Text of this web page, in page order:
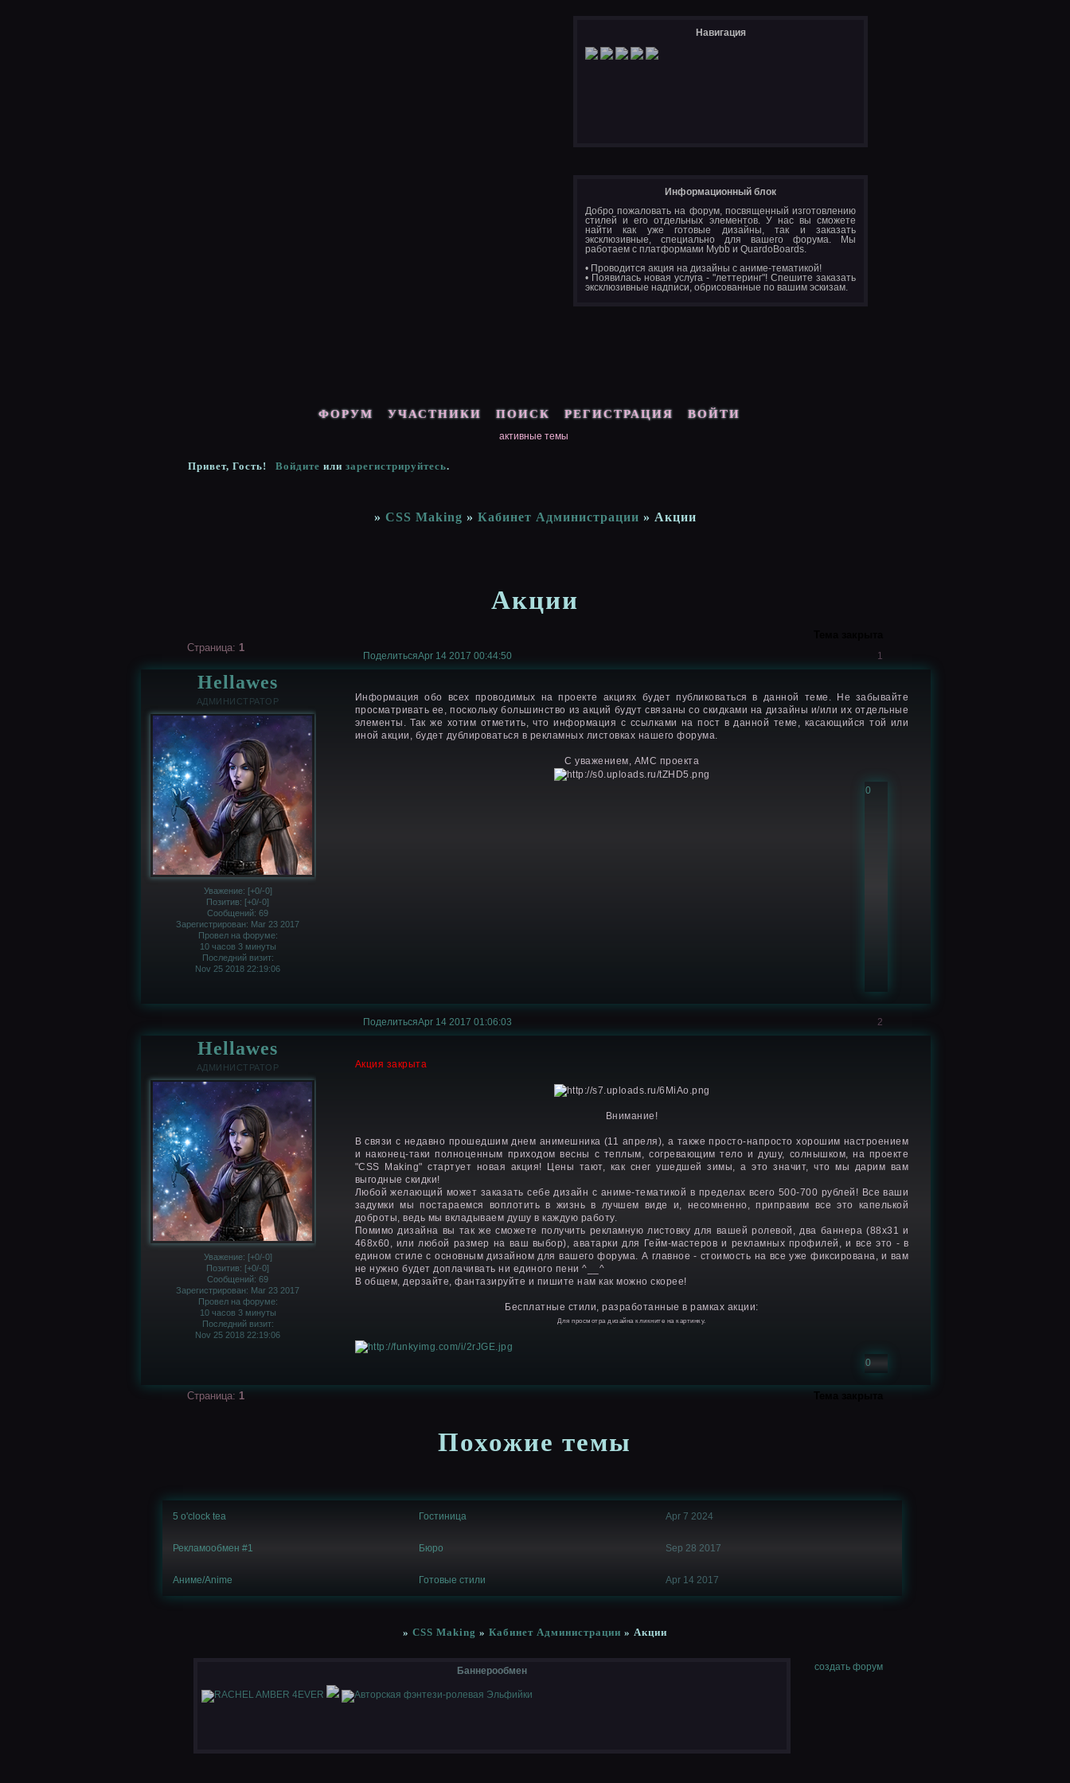
Навигация
Информационный блок
Добро пожаловать на форум, посвященный изготовлению
стилей и его отдельных элементов. У нас вы сможете
найти как уже готовые дизайны, так и заказать
эксклюзивные, специально для вашего форума. Мы
работаем с платформами Mybb и QuardoBoards.
• Проводится акция на дизайны с аниме-тематикой!
• Появилась новая услуга - "леттеринг"! Спешите заказать
эксклюзивные надписи, обрисованные по вашим эскизам.
ФОРУМ УЧАСТНИКИ ПОИСК РЕГИСТРАЦИЯ ВОЙТИ
активные темы
Привет, Гость! Войдите или зарегистрируйтесь.
» CSS Making » Кабинет Администрации » Акции
Акции
Страница: 1
Поделиться 1
Apr 14 2017 00:44:50
Hellawes
АДМИНИСТРАТОР
Уважение: [+0/-0]
Позитив: [+0/-0]
Сообщений: 69
Зарегистрирован: Mar 23 2017
Провел на форуме:
10 часов 3 минуты
Последний визит:
Nov 25 2018 22:19:06
Информация обо всех проводимых на проекте акциях будет публиковаться в данной теме. Не забывайте
просматривать ее, поскольку большинство из акций будут связаны со скидками на дизайны и/или их отдельные
элементы. Так же хотим отметить, что информация с ссылками на пост в данной теме, касающийся той или
иной акции, будет дублироваться в рекламных листовках нашего форума.
С уважением, АМС проекта
0
Поделиться 2
Apr 14 2017 01:06:03
Hellawes
АДМИНИСТРАТОР
Уважение: [+0/-0]
Позитив: [+0/-0]
Сообщений: 69
Зарегистрирован: Mar 23 2017
Провел на форуме:
10 часов 3 минуты
Последний визит:
Nov 25 2018 22:19:06
Акция закрыта
Внимание!
В связи с недавно прошедшим днем анимешника (11 апреля), а также просто-напросто хорошим настроением
и наконец-таки полноценным приходом весны с теплым, согревающим тело и душу, солнышком, на проекте
"CSS Making" стартует новая акция! Цены тают, как снег ушедшей зимы, а это значит, что мы дарим вам
выгодные скидки!
Любой желающий может заказать себе дизайн с аниме-тематикой в пределах всего 500-700 рублей! Все ваши
задумки мы постараемся воплотить в жизнь в лучшем виде и, несомненно, приправим все это капелькой
доброты, ведь мы вкладываем душу в каждую работу.
Помимо дизайна вы так же сможете получить рекламную листовку для вашей ролевой, два баннера (88х31 и
468х60, или любой размер на ваш выбор), аватарки для Гейм-мастеров и рекламных профилей, и все это - в
едином стиле с основным дизайном для вашего форума. А главное - стоимость на все уже фиксирована, и вам
не нужно будет доплачивать ни единого пени ^__^
В общем, дерзайте, фантазируйте и пишите нам как можно скорее!
Бесплатные стили, разработанные в рамках акции:
Для просмотра дизайна кликните на картинку.
0
Страница: 1
Похожие темы
5 o'clock tea Гостиница Apr 7 2024
Рекламообмен #1 Бюро Sep 28 2017
Аниме/Anime Готовые стили Apr 14 2017
» CSS Making » Кабинет Администрации » Акции
создать форум
Баннерообмен